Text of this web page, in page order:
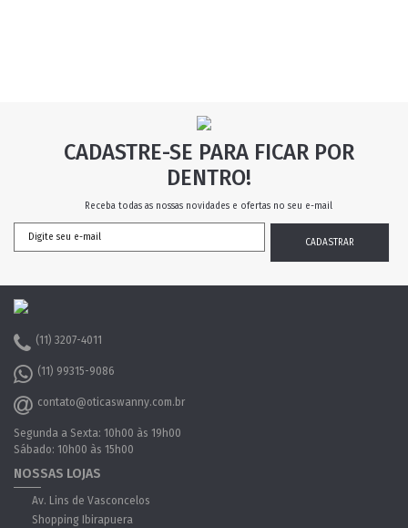
CADASTRE-SE PARA FICAR POR
DENTRO!
Receba todas as nossas novidades e ofertas no seu e-mail
(11) 3207-4011
(11) 99315-9086
contato@oticaswanny.com.br
Segunda a Sexta: 10h00 às 19h00
Sábado: 10h00 às 15h00
NOSSAS LOJAS
Av. Lins de Vasconcelos
Shopping Ibirapuera